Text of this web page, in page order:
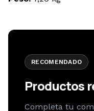
RECOMENDADO
Productos
Completa tu